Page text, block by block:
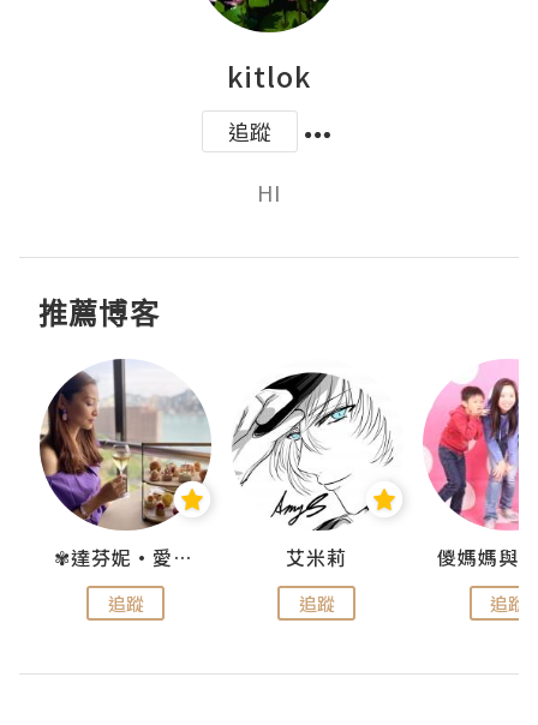
kitlok
追蹤
HI
推薦博客
✾達芬妮•愛孩子•愛生活✾
追蹤
艾米莉
追蹤 追蹤